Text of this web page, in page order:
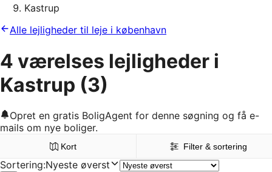
Kastrup
Alle lejligheder til leje i københavn
4 værelses lejligheder i
Kastrup (3)
Opret en gratis BoligAgent for denne søgning og få e-
mails om nye boliger.
Kort Filter & sortering
Sortering:Nyeste øverst